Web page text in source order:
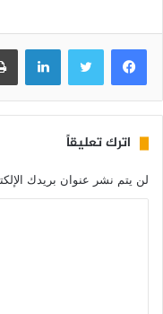
فيسبوك تويتر
اترك تعليقاً
لن يتم نشر عنوان بريدك